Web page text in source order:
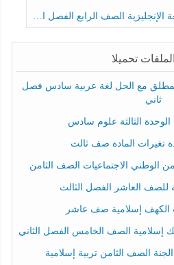
الصف الرابع الفصل الثالث
تحميلا
مع الحل لغة عربية سادس فصل
ثاني
الثالثة علوم سادس
تغيرات المادة صف ثالث
الوطني الاجتماعيات الصف الثامن
للصف العاشر الفصل الثالث
إسلامية صف عاشر
الصف الخامس الفصل الثاني
الصف الثامن تربية إسلامية